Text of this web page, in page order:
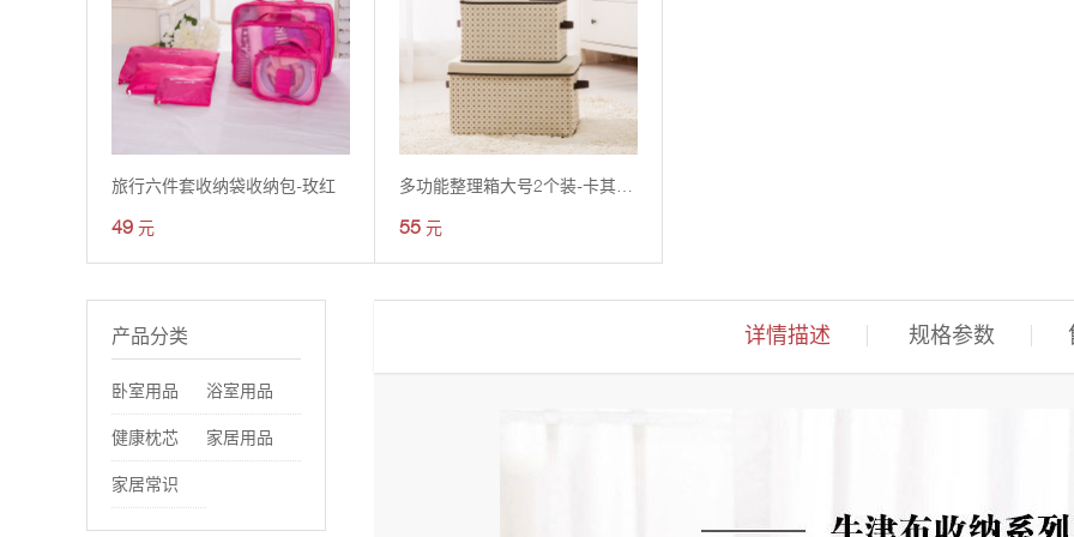
旅行六件套收纳袋收纳包-玫红
49 元 55 元
产品分类
卧室用品 浴室用品
健康枕芯 家居用品
家居常识
详情描述 规格参数